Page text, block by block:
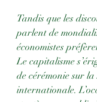
Tandis que les
parlent de
économistes
Le capitalisme
de cérémonie sur la
internationale.